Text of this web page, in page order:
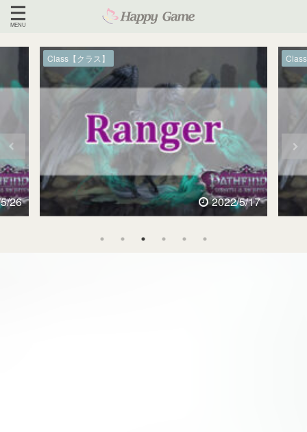
2022/5/17